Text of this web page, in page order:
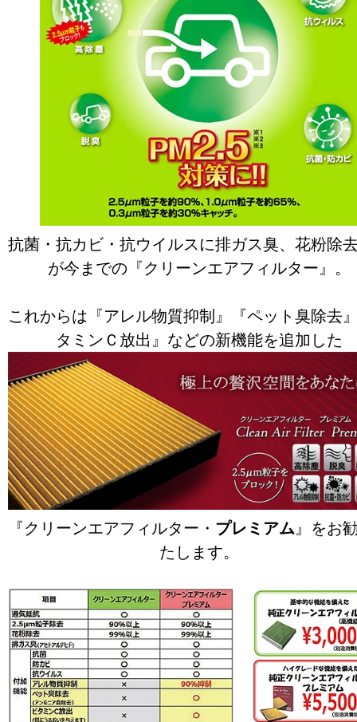
抗菌・抗カビ・抗ウイルスに排ガス臭、花粉除
が今までの『クリーンエアフィルター』。
これからは『アレル物質抑制』『ペット臭除去
タミンＣ放出』などの新機能を追加した
『クリーンエアフィルター・ プレミアム 』をお
たします。